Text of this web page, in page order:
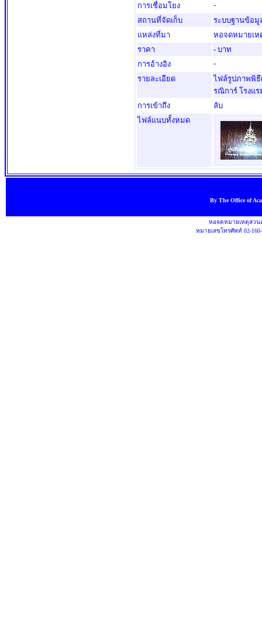
การเชื่อมโยง
-
สถานที่จัดเก็บ
ระบบฐานข้อมู
แหล่งที่มา
หอจดหมายเห
ราคา
- บาท
การอ้างอิง
-
รายละเอียด
ไฟล์รูปภาพพิธี
รณิการ์ โรงแ
การเข้าถึง
ลับ
ไฟล์แนบทั้งหมด
By The Office of
หอจดหมายเหตุสว
หมายเลขโทรศัพท์ 02-160-